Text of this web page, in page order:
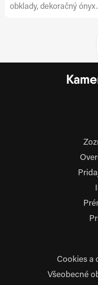
obklady, dekoračný ónyx.
Cookies a
Všeobecné